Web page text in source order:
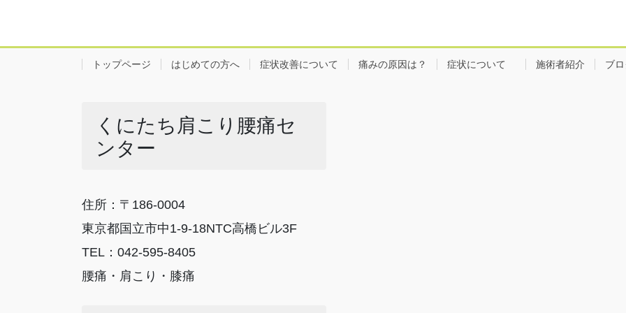
トップページ はじめての方へ 症状改善について 痛みの原因は？ 症状について 施術者紹介 ブ
くにたち肩こり腰痛セ
ンター
住所：〒186-0004
東京都国立市中1-9-18NTC高橋ビル3F
TEL：042-595-8405
腰痛・肩こり・膝痛